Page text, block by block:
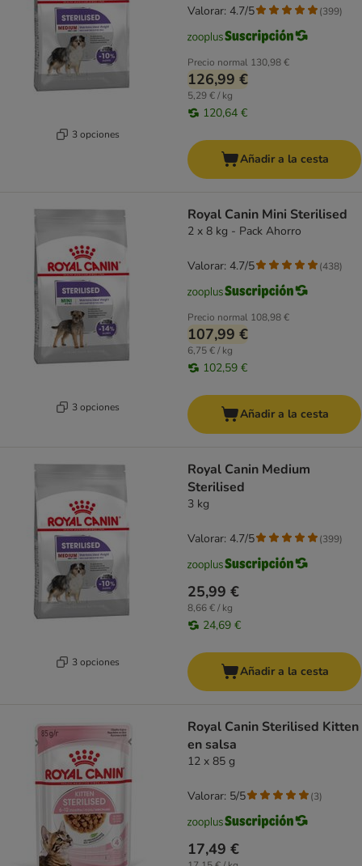
3 opciones
Precio normal 130,98 €
126,99 €
5,29 € / kg
120,64 €
Valorar: 4.7/5 (399)
Añadir a la cesta
3 opciones
Royal Canin Mini Sterilised
2 x 8 kg - Pack Ahorro
Precio normal 108,98 €
107,99 €
6,75 € / kg
102,59 €
Valorar: 4.7/5 (438)
Añadir a la cesta
3 opciones
Royal Canin Medium
Sterilised
3 kg
25,99 €
8,66 € / kg
24,69 €
Valorar: 4.7/5 (399)
Añadir a la cesta
Royal Canin Sterilised Kitten
en salsa
12 x 85 g
17,49 €
Valorar: 5/5 (3)